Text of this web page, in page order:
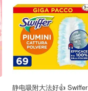
静电吸附大法好👍 Swiffer